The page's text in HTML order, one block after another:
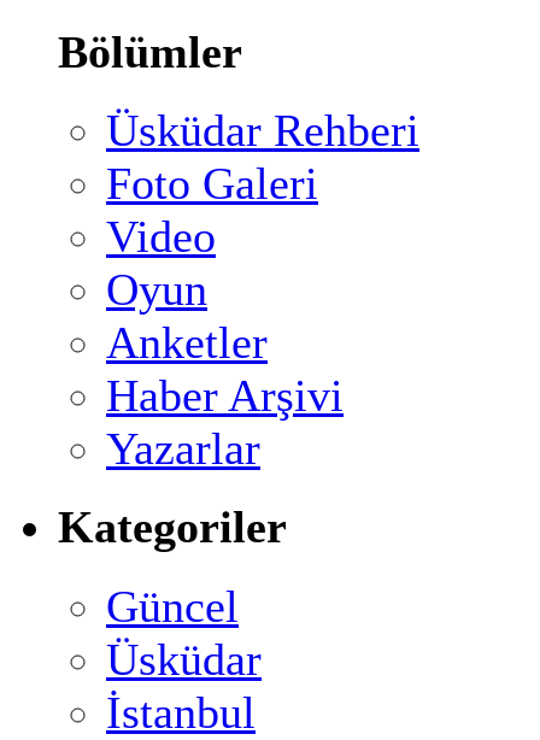
Bölümler
Üsküdar Rehberi
Foto Galeri
Video
Oyun
Anketler
Haber Arşivi
Yazarlar
Kategoriler
Güncel
Üsküdar
İstanbul